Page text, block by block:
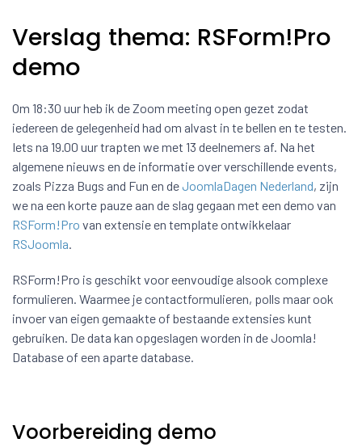
Verslag thema: RSForm!Pro
demo
Om 18:30 uur heb ik de Zoom meeting open gezet zodat
iedereen de gelegenheid had om alvast in te bellen en te testen.
Iets na 19.00 uur trapten we met 13 deelnemers af. Na het
algemene nieuws en de informatie over verschillende events,
zoals Pizza Bugs and Fun en deJoomlaDagen Nederland, zijn
we na een korte pauze aan de slag gegaan met een demo van
RSForm!Pro van extensie en template ontwikkelaar
RSJoomla.
RSForm!Pro is geschikt voor eenvoudige alsook complexe
formulieren. Waarmee je contactformulieren, polls maar ook
invoer van eigen gemaakte of bestaande extensies kunt
gebruiken. De data kan opgeslagen worden in de Joomla!
Database of een aparte database.
Voorbereiding demo